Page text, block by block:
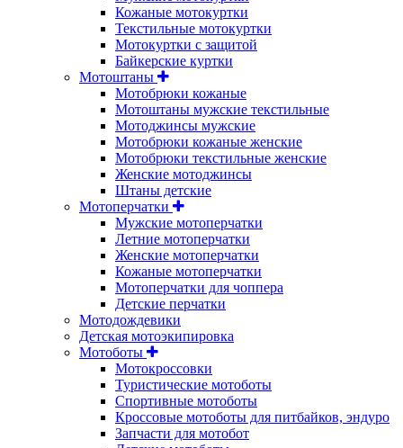
Кожаные мотокуртки
Текстильные мотокуртки
Мотокуртки с защитой
Байкерские куртки
Мотоштаны
Мотобрюки кожаные
Мотоштаны мужские текстильные
Мотоджинсы мужские
Мотобрюки кожаные женские
Мотобрюки текстильные женские
Женские мотоджинсы
Штаны детские
Мотоперчатки
Мужские мотоперчатки
Летние мотоперчатки
Женские мотоперчатки
Кожаные мотоперчатки
Мотоперчатки для чоппера
Детские перчатки
Мотодождевики
Детская мотоэкипировка
Мотоботы
Мотокроссовки
Туристические мотоботы
Спортивные мотоботы
Кроссовые мотоботы для питбайков, эндуро
Запчасти для мотобот